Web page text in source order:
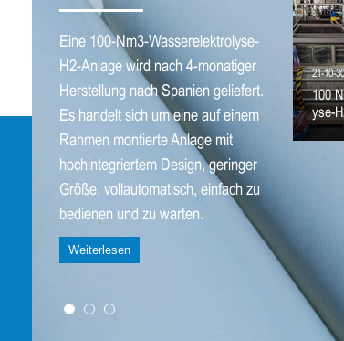
Eine 100-Nm3-Wasserelektrolyse-
H2-Anlage wird nach 4-monatiger
Herstellung nach Spanien geliefert.
Es handelt sich um eine auf einem
Rahmen montierte Anlage mit
hochintegriertem Design, geringer
Größe, vollautomatisch, einfach zu
bedienen und zu warten.
Weiterlesen
21-10-30
100
yse-